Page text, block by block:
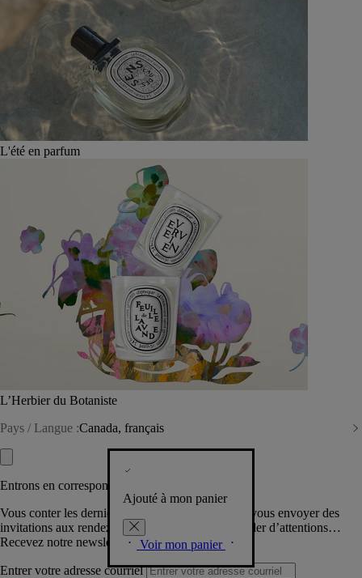
L'été en parfum
L’Herbier du Botaniste
Pays / Langue :Canada, français
Ajouté à mon panier
Voir mon panier
Entrons en correspondance​
Vous conter les dernières créations de la Maison, vous envoyer des
invitations aux rendez-vous Diptyque, vous combler d’attentions…
Recevez notre newsletter.
Entrer votre adresse courriel